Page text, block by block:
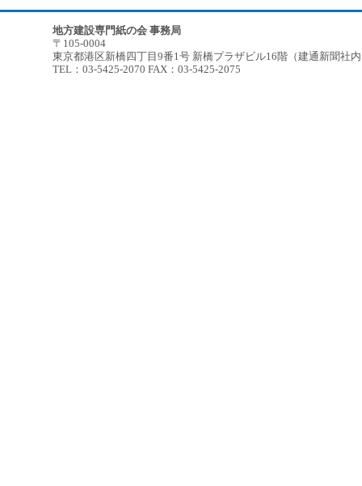
地方建設専門紙の会 事務局
〒105-0004
東京都港区新橋四丁目9番1号 新橋プラザビル16階（建通新聞社
TEL：03-5425-2070 FAX：03-5425-2075